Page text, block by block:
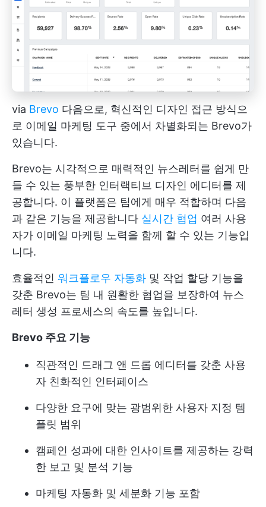
via Brevo 다음으로, 혁신적인 디자인 접근 방식으
로 이메일 마케팅 도구 중에서 차별화되는 Brevo가
있습니다.
Brevo는 시각적으로 매력적인 뉴스레터를 쉽게 만
들 수 있는 풍부한 인터랙티브 디자인 에디터를 제
공합니다. 이 플랫폼은 팀에게 매우 적합하며 다음
과 같은 기능을 제공합니다 실시간 협업 여러 사용
자가 이메일 마케팅 노력을 함께 할 수 있는 기능입
니다.
효율적인 워크플로우 자동화 및 작업 할당 기능을
갖춘 Brevo는 팀 내 원활한 협업을 보장하여 뉴스
레터 생성 프로세스의 속도를 높입니다.
Brevo 주요 기능
직관적인 드래그 앤 드롭 에디터를 갖춘 사용
자 친화적인 인터페이스
다양한 요구에 맞는 광범위한 사용자 지정 템
플릿 범위
캠페인 성과에 대한 인사이트를 제공하는 강력
한 보고 및 분석 기능
마케팅 자동화 및 세분화 기능 포함